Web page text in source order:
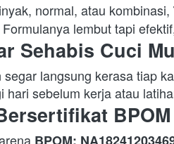
normal, atau kombinasi,
lembut tapi
Sehabis Cuci
hari sebelum kerja atau
BPOM